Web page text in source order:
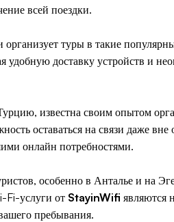
всей поездки.
туры в такие
удобную доставку устройств и
известна своим опытом
оставаться на связи даже вне
онлайн потребностями.
особенно в Анталье и на
Fi-услуги от StayinWifi являются
пребывания.